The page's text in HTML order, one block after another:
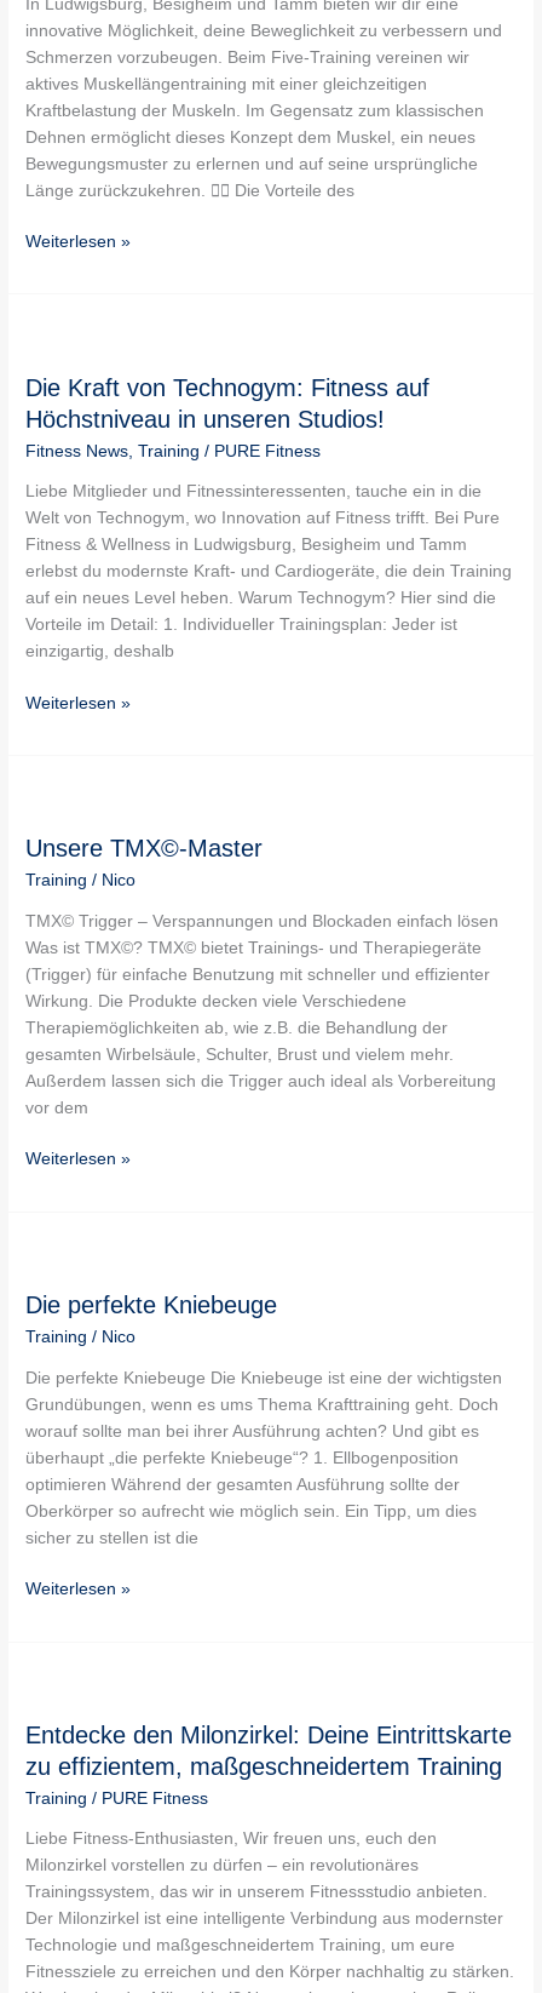
In Ludwigsburg, Besigheim und Tamm bieten wir dir eine
innovative Möglichkeit, deine Beweglichkeit zu verbessern und
Schmerzen vorzubeugen. Beim Five-Training vereinen wir
aktives Muskellängentraining mit einer gleichzeitigen
Kraftbelastung der Muskeln. Im Gegensatz zum klassischen
Dehnen ermöglicht dieses Konzept dem Muskel, ein neues
Bewegungsmuster zu erlernen und auf seine ursprüngliche
Länge zurückzukehren. 🤸‍♀️ Die Vorteile des
bei
Pure
Fitness
&
Wellness!
Weiterlesen »
Die Kraft von Technogym: Fitness auf
Höchstniveau in unseren Studios!
Fitness News ,Training / PURE Fitness
Liebe Mitglieder und Fitnessinteressenten, tauche ein in die
Welt von Technogym, wo Innovation auf Fitness trifft. Bei Pure
Fitness & Wellness in Ludwigsburg, Besigheim und Tamm
erlebst du modernste Kraft- und Cardiogeräte, die dein Training
auf ein neues Level heben. Warum Technogym? Hier sind die
Vorteile im Detail: 1. Individueller Trainingsplan: Jeder ist
einzigartig, deshalb
von
Technogym:
Höchstniveau
in
unseren
Studios!
Weiterlesen »
Unsere TMX©-Master
Training / Nico
TMX© Trigger – Verspannungen und Blockaden einfach lösen
Was ist TMX©? TMX© bietet Trainings- und Therapiegeräte
(Trigger) für einfache Benutzung mit schneller und effizienter
Wirkung. Die Produkte decken viele Verschiedene
Therapiemöglichkeiten ab, wie z.B. die Behandlung der
gesamten Wirbelsäule, Schulter, Brust und vielem mehr.
Außerdem lassen sich die Trigger auch ideal als Vorbereitung
vor dem
Master
Weiterlesen »
Die perfekte Kniebeuge
Training / Nico
Die perfekte Kniebeuge Die Kniebeuge ist eine der wichtigsten
Grundübungen, wenn es ums Thema Krafttraining geht. Doch
worauf sollte man bei ihrer Ausführung achten? Und gibt es
überhaupt „die perfekte Kniebeuge“? 1. Ellbogenposition
optimieren Während der gesamten Ausführung sollte der
Oberkörper so aufrecht wie möglich sein. Ein Tipp, um dies
sicher zu stellen ist die
Kniebeuge
Weiterlesen »
Entdecke den Milonzirkel: Deine Eintrittskarte
zu effizientem, maßgeschneidertem Training
Training / PURE Fitness
Liebe Fitness-Enthusiasten, Wir freuen uns, euch den
Milonzirkel vorstellen zu dürfen – ein revolutionäres
Trainingssystem, das wir in unserem Fitnessstudio anbieten.
Der Milonzirkel ist eine intelligente Verbindung aus modernster
Technologie und maßgeschneidertem Training, um eure
Fitnessziele zu erreichen und den Körper nachhaltig zu stärken.
Milonzirkel:
Deine
effizientem,
maßgeschneidertem
Training